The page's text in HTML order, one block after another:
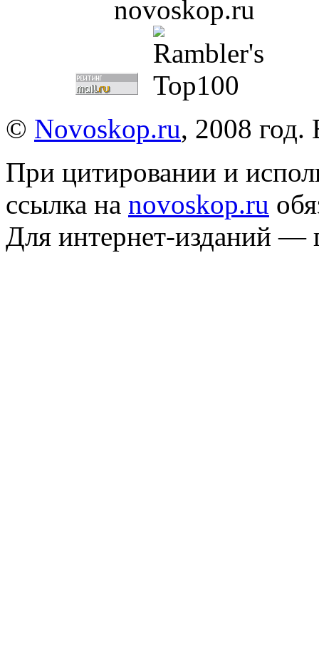
© Novoskop.ru, 2008
При цитировании и
ссылка на novoskop.ru
Для интернет-изданий —